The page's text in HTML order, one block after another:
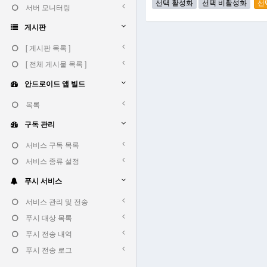
서버 모니터링
게시판
[ 게시판 목록 ]
[ 전체 게시물 목록 ]
안드로이드 앱 빌드
목록
구독 관리
서비스 구독 목록
서비스 종류 설정
푸시 서비스
서비스 관리 및 전송
푸시 대상 목록
푸시 전송 내역
푸시 전송 로그